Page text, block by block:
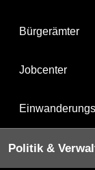
Bürgerämter
Jobcenter
Politik &